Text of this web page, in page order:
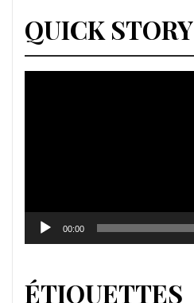
QUICK STORY
00:00
ÉTIQUETTES